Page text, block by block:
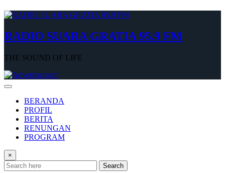
RADIO SUARA GRATIA 95.9 FM
THE SOUND OF LIFE
BERANDA
PROFIL
BERITA
RENUNGAN
PROGRAM
×
Search